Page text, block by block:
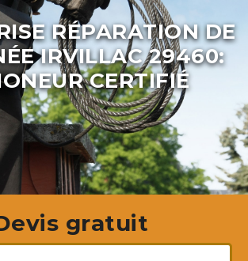
RÉPARATION DE
IRVILLAC 29460:
CERTIFIÉ
gratuit